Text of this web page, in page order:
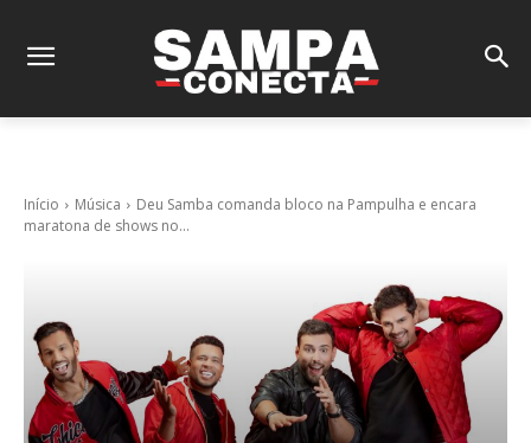
Início Música
Deu Samba comanda bloco na Pampulha e encara
maratona de shows no...